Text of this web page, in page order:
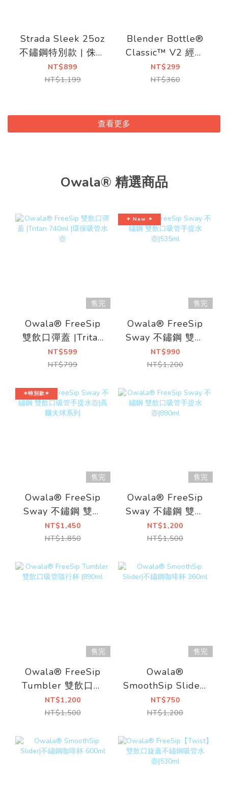
Strada Sleek 25oz
不鏽鋼特別款 | 侏儸
Gym
NT$899
NT$1,199
Blender Bottle®
Classic™ V2 經典
款|28oz
NT$299
NT$360
查看更多
Owala® 精選商品
售完
Owala® FreeSip
雙飲口彈蓋 |Tritan
740ml |環保吸管水
壺
NT$599
NT$799
✦ New ✦
售完
Owala® FreeSip
Sway 不鏽鋼 雙飲
口吸管手提水
壺|535ml
NT$990
NT$1,200
✶特別款✶
售完
Owala® FreeSip
Sway 不鏽鋼 雙飲
口吸管手提水壺|高
爾夫球系列
NT$1,450
NT$1,850
售完
Owala® FreeSip
Sway 不鏽鋼 雙飲
口吸管手提水
壺|890ml
NT$1,200
NT$1,500
售完
Owala® FreeSip
Tumbler 雙飲口吸
管隨行杯 |890ml
NT$1,200
NT$1,500
售完
Owala®
SmoothSip Slider|
不鏽鋼咖啡杯
360ml
NT$750
NT$1,200